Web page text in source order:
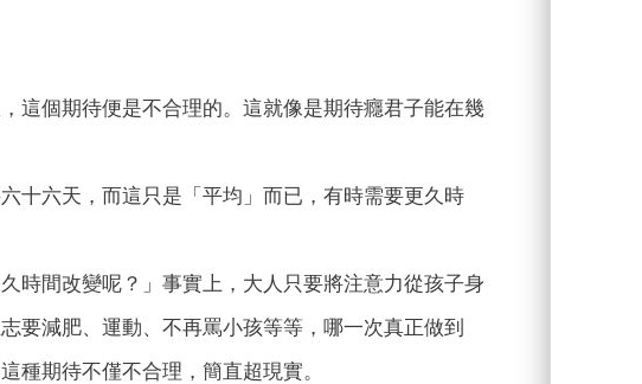
這個期待便是不合理的。這就像是期待癮君子能在幾
十六天，而這只是「平均」而已，有時需要更久時
時間改變呢？」事實上，大人只要將注意力從孩子身
要減肥、運動、不再罵小孩等等，哪一次真正做到
種期待不僅不合理，簡直超現實。